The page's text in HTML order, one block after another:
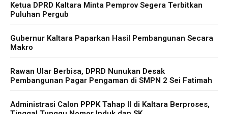
Ketua DPRD Kaltara Minta Pemprov Segera Terbitkan
Puluhan Pergub
Gubernur Kaltara Paparkan Hasil Pembangunan Secara
Makro
Rawan Ular Berbisa, DPRD Nunukan Desak
Pembangunan Pagar Pengaman di SMPN 2 Sei Fatimah
Administrasi Calon PPPK Tahap II di Kaltara Berproses,